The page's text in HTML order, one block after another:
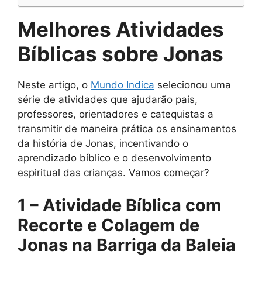
Melhores Atividades
Bíblicas sobre Jonas
Neste artigo, o Mundo Indica selecionou uma
série de atividades que ajudarão pais,
professores, orientadores e catequistas a
transmitir de maneira prática os ensinamentos
da história de Jonas, incentivando o
aprendizado bíblico e o desenvolvimento
espiritual das crianças. Vamos começar?
1 – Atividade Bíblica com
Recorte e Colagem de
Jonas na Barriga da Baleia